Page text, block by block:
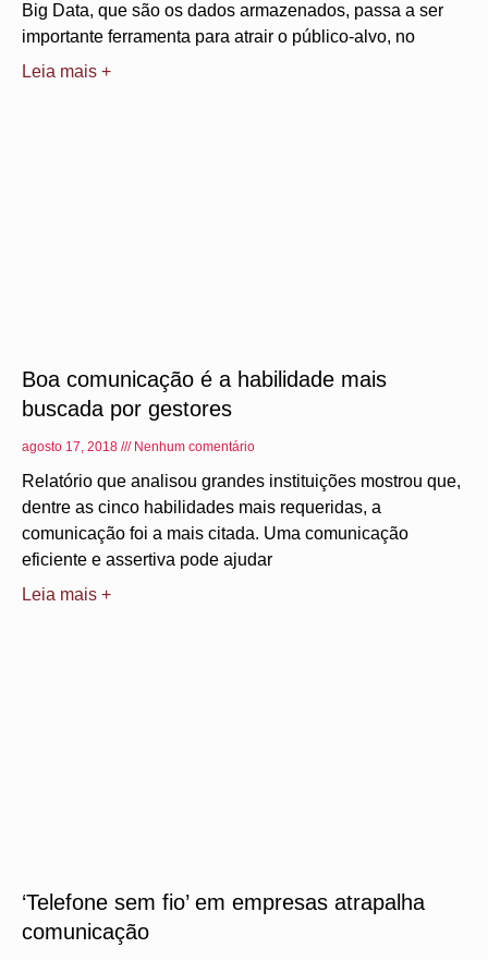
Big Data, que são os dados armazenados, passa a ser
importante ferramenta para atrair o público-alvo, no
Leia mais +
Boa comunicação é a habilidade mais
buscada por gestores
agosto 17, 2018 Nenhum comentário
Relatório que analisou grandes instituições mostrou que,
dentre as cinco habilidades mais requeridas, a
comunicação foi a mais citada. Uma comunicação
eficiente e assertiva pode ajudar
Leia mais +
‘Telefone sem fio’ em empresas atrapalha
comunicação